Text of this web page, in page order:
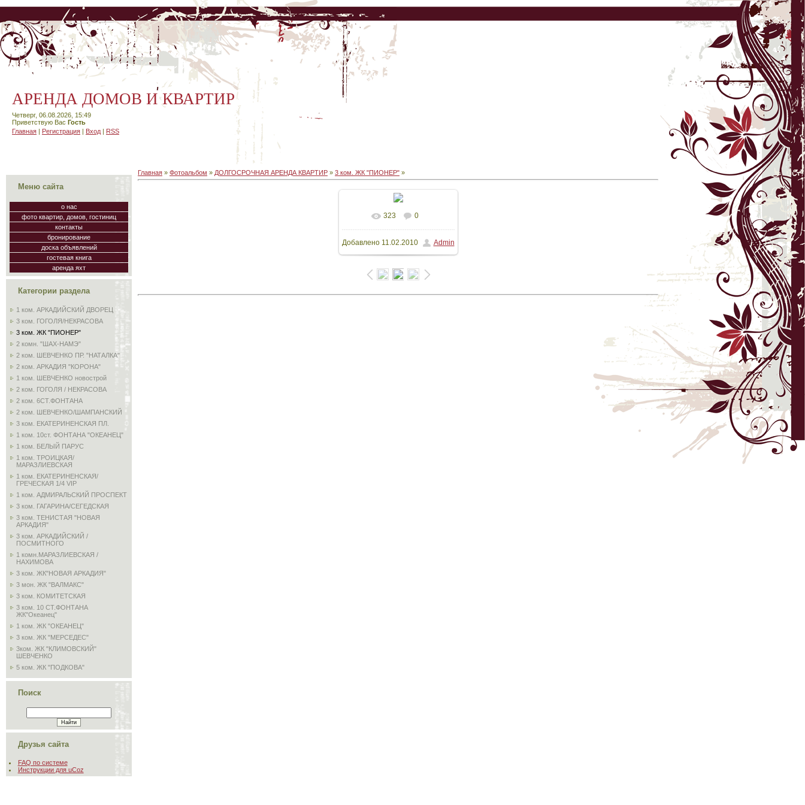
АРЕНДА ДОМОВ И КВАРТИР
Четверг, 06.08.2026, 15:49
Приветствую Вас Гость
Главная | Регистрация | Вход | RSS
Меню сайта
о нас
фото квартир, домов, гостиниц
контакты
бронирование
доска объявлений
гостевая книга
аренда яхт
Категории раздела
1 ком. АРКАДИЙСКИЙ ДВОРЕЦ
3 ком. ГОГОЛЯ/НЕКРАСОВА
3 ком. ЖК "ПИОНЕР"
2 комн. "ШАХ-НАМЭ"
2 ком. ШЕВЧЕНКО ПР. "НАТАЛКА"
2 ком. АРКАДИЯ "КОРОНА"
1 ком. ШЕВЧЕНКО новострой
2 ком. ГОГОЛЯ / НЕКРАСОВА
2 ком. 6СТ.ФОНТАНА
2 ком. ШЕВЧЕНКО/ШАМПАНСКИЙ
3 ком. ЕКАТЕРИНЕНСКАЯ ПЛ.
1 ком. 10ст. ФОНТАНА "ОКЕАНЕЦ"
1 ком. БЕЛЫЙ ПАРУС
1 ком. ТРОИЦКАЯ/
МАРАЗЛИЕВСКАЯ
1 ком. ЕКАТЕРИНЕНСКАЯ/
ГРЕЧЕСКАЯ 1/4 VIP
1 ком. АДМИРАЛЬСКИЙ ПРОСПЕКТ
3 ком. ГАГАРИНА/СЕГЕДСКАЯ
3 ком. ТЕНИСТАЯ "НОВАЯ
АРКАДИЯ"
3 ком. АРКАДИЙСКИЙ /
ПОСМИТНОГО
1 комн.МАРАЗЛИЕВСКАЯ /
НАХИМОВА
3 ком. ЖК"НОВАЯ АРКАДИЯ"
3 мон. ЖК "ВАЛМАКС"
3 ком. КОМИТЕТСКАЯ
3 ком. 10 СТ.ФОНТАНА
ЖК"Океанец"
1 ком. ЖК "ОКЕАНЕЦ"
3 ком. ЖК "МЕРСЕДЕС"
3ком. ЖК "КЛИМОВСКИЙ"
ШЕВЧЕНКО
5 ком. ЖК "ПОДКОВА"
Поиск
Друзья сайта
FAQ по системе
Инструкции для uCoz
Главная » Фотоальбом » ДОЛГОСРОЧНАЯ АРЕНДА КВАРТИР » 3 ком. ЖК "ПИОНЕР" »
В реальном размере
1500x1125/ 154.8Kb
323 0
Добавлено11.02.2010 Admin